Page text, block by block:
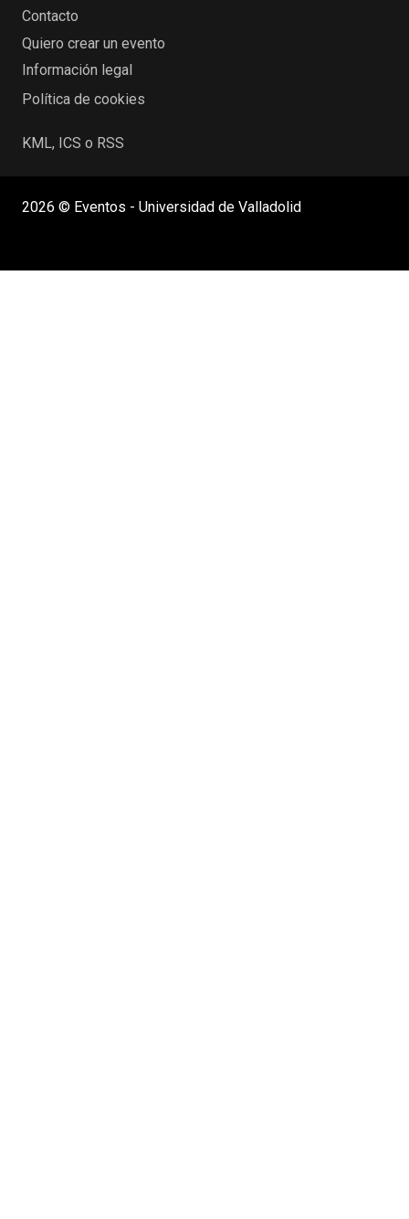
Contacto
Quiero crear un evento
Información legal
Política de cookies
KML, ICS o RSS
2026 © Eventos - Universidad de Valladolid